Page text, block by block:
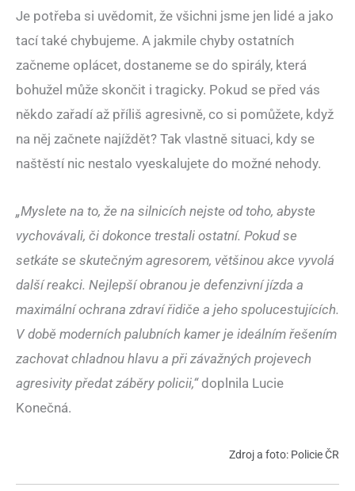
Je potřeba si uvědomit, že všichni jsme jen lidé a jako
tací také chybujeme. A jakmile chyby ostatních
začneme oplácet, dostaneme se do spirály, která
bohužel může skončit i tragicky. Pokud se před vás
někdo zařadí až příliš agresivně, co si pomůžete, když
na něj začnete najíždět? Tak vlastně situaci, kdy se
naštěstí nic nestalo vyeskalujete do možné nehody.
„Myslete na to, že na silnicích nejste od toho, abyste
vychovávali, či dokonce trestali ostatní. Pokud se
setkáte se skutečným agresorem, většinou akce vyvolá
další reakci. Nejlepší obranou je defenzivní jízda a
maximální ochrana zdraví řidiče a jeho spolucestujících.
V době moderních palubních kamer je ideálním řešením
zachovat chladnou hlavu a při závažných projevech
agresivity předat záběry policii,“doplnila Lucie
Konečná.
Zdroj a foto: Policie ČR